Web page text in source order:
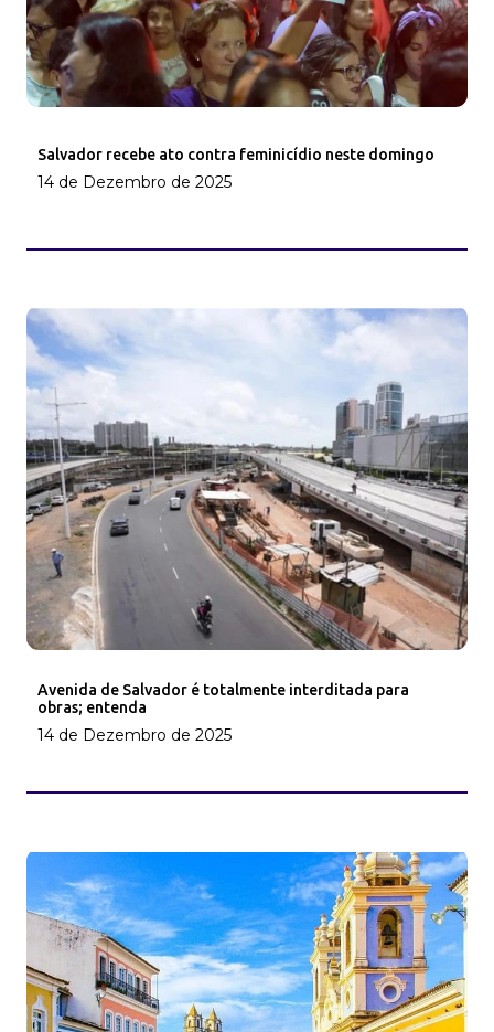
Salvador recebe ato contra feminicídio neste domingo
14 de Dezembro de 2025
Avenida de Salvador é totalmente interditada para
obras; entenda
14 de Dezembro de 2025